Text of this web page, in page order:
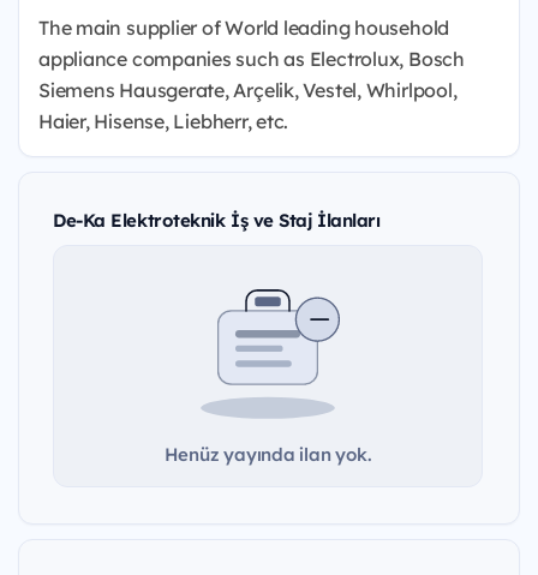
The main supplier of World leading household
appliance companies such as Electrolux, Bosch
Siemens Hausgerate, Arçelik, Vestel, Whirlpool,
Haier, Hisense, Liebherr, etc.
De-Ka Elektroteknik İş ve Staj İlanları
Henüz yayında ilan yok.